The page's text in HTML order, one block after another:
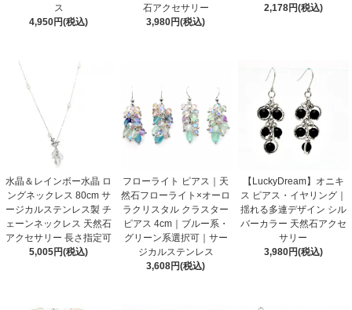
ス
4,950円(税込)
石アクセサリー
3,980円(税込)
2,178円(税込)
水晶＆レインボー水晶 ロ
ングネックレス 80cm サ
ージカルステンレス製 チ
ェーンネックレス 天然石
アクセサリー 長さ指定可
5,005円(税込)
フローライト ピアス｜天
然石フローライト×オーロ
ラクリスタル クラスター
ピアス 4cm｜ブルー系・
グリーン系選択可｜サー
ジカルステンレス
3,608円(税込)
【LuckyDream】オニキ
ス ピアス・イヤリング｜
揺れる多連デザイン シル
バーカラー 天然石アクセ
サリー
3,980円(税込)